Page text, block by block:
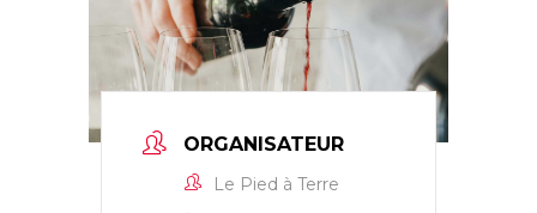
ORGANISATEUR
Le Pied à Terre